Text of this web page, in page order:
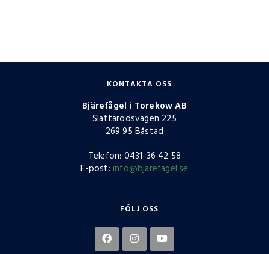
KONTAKTA OSS
Bjärefågel i Torekow AB
Slättarödsvägen 225
269 95 Båstad
Telefon: 0431-36 42 58
E-post: info@bjarefagel.se
FÖLJ OSS